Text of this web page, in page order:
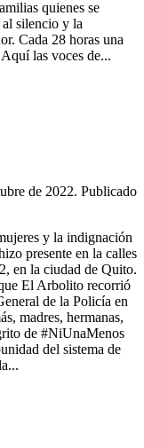
quienes se
al silencio y la
Cada 28 horas una
las voces de...
de 2022. Publicado
y la indignación
presente en la calles
en la ciudad de Quito.
El Arbolito recorrió
de la Policía en
madres, hermanas,
de #NiUnaMenos
del sistema de